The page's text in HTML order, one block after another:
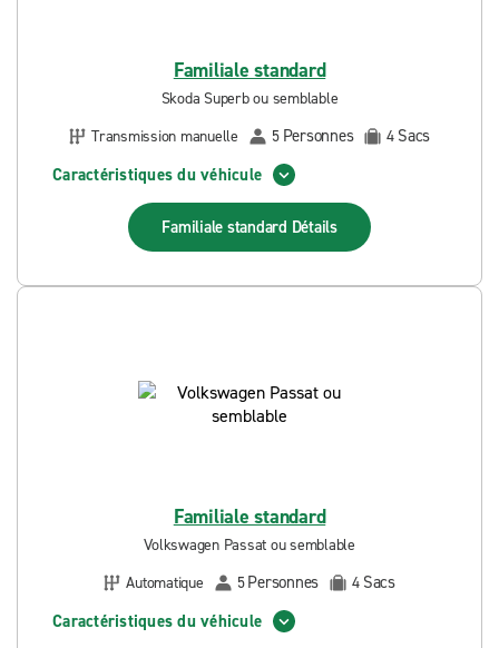
Familiale standard
Skoda Superb ou semblable
Transmission manuelle
5 Personnes 4 Sacs
Caractéristiques du véhicule
Familiale standard Détails
Familiale standard
Volkswagen Passat ou semblable
Automatique
5Personnes 4 Sacs
Caractéristiques du véhicule